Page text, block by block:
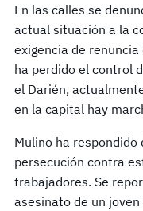
En las calles se
actual situación a la
exigencia de
ha perdido el control
el Darién,
en la capital hay
Mulino ha
persecución contra
trabajadores. Se
asesinato de un